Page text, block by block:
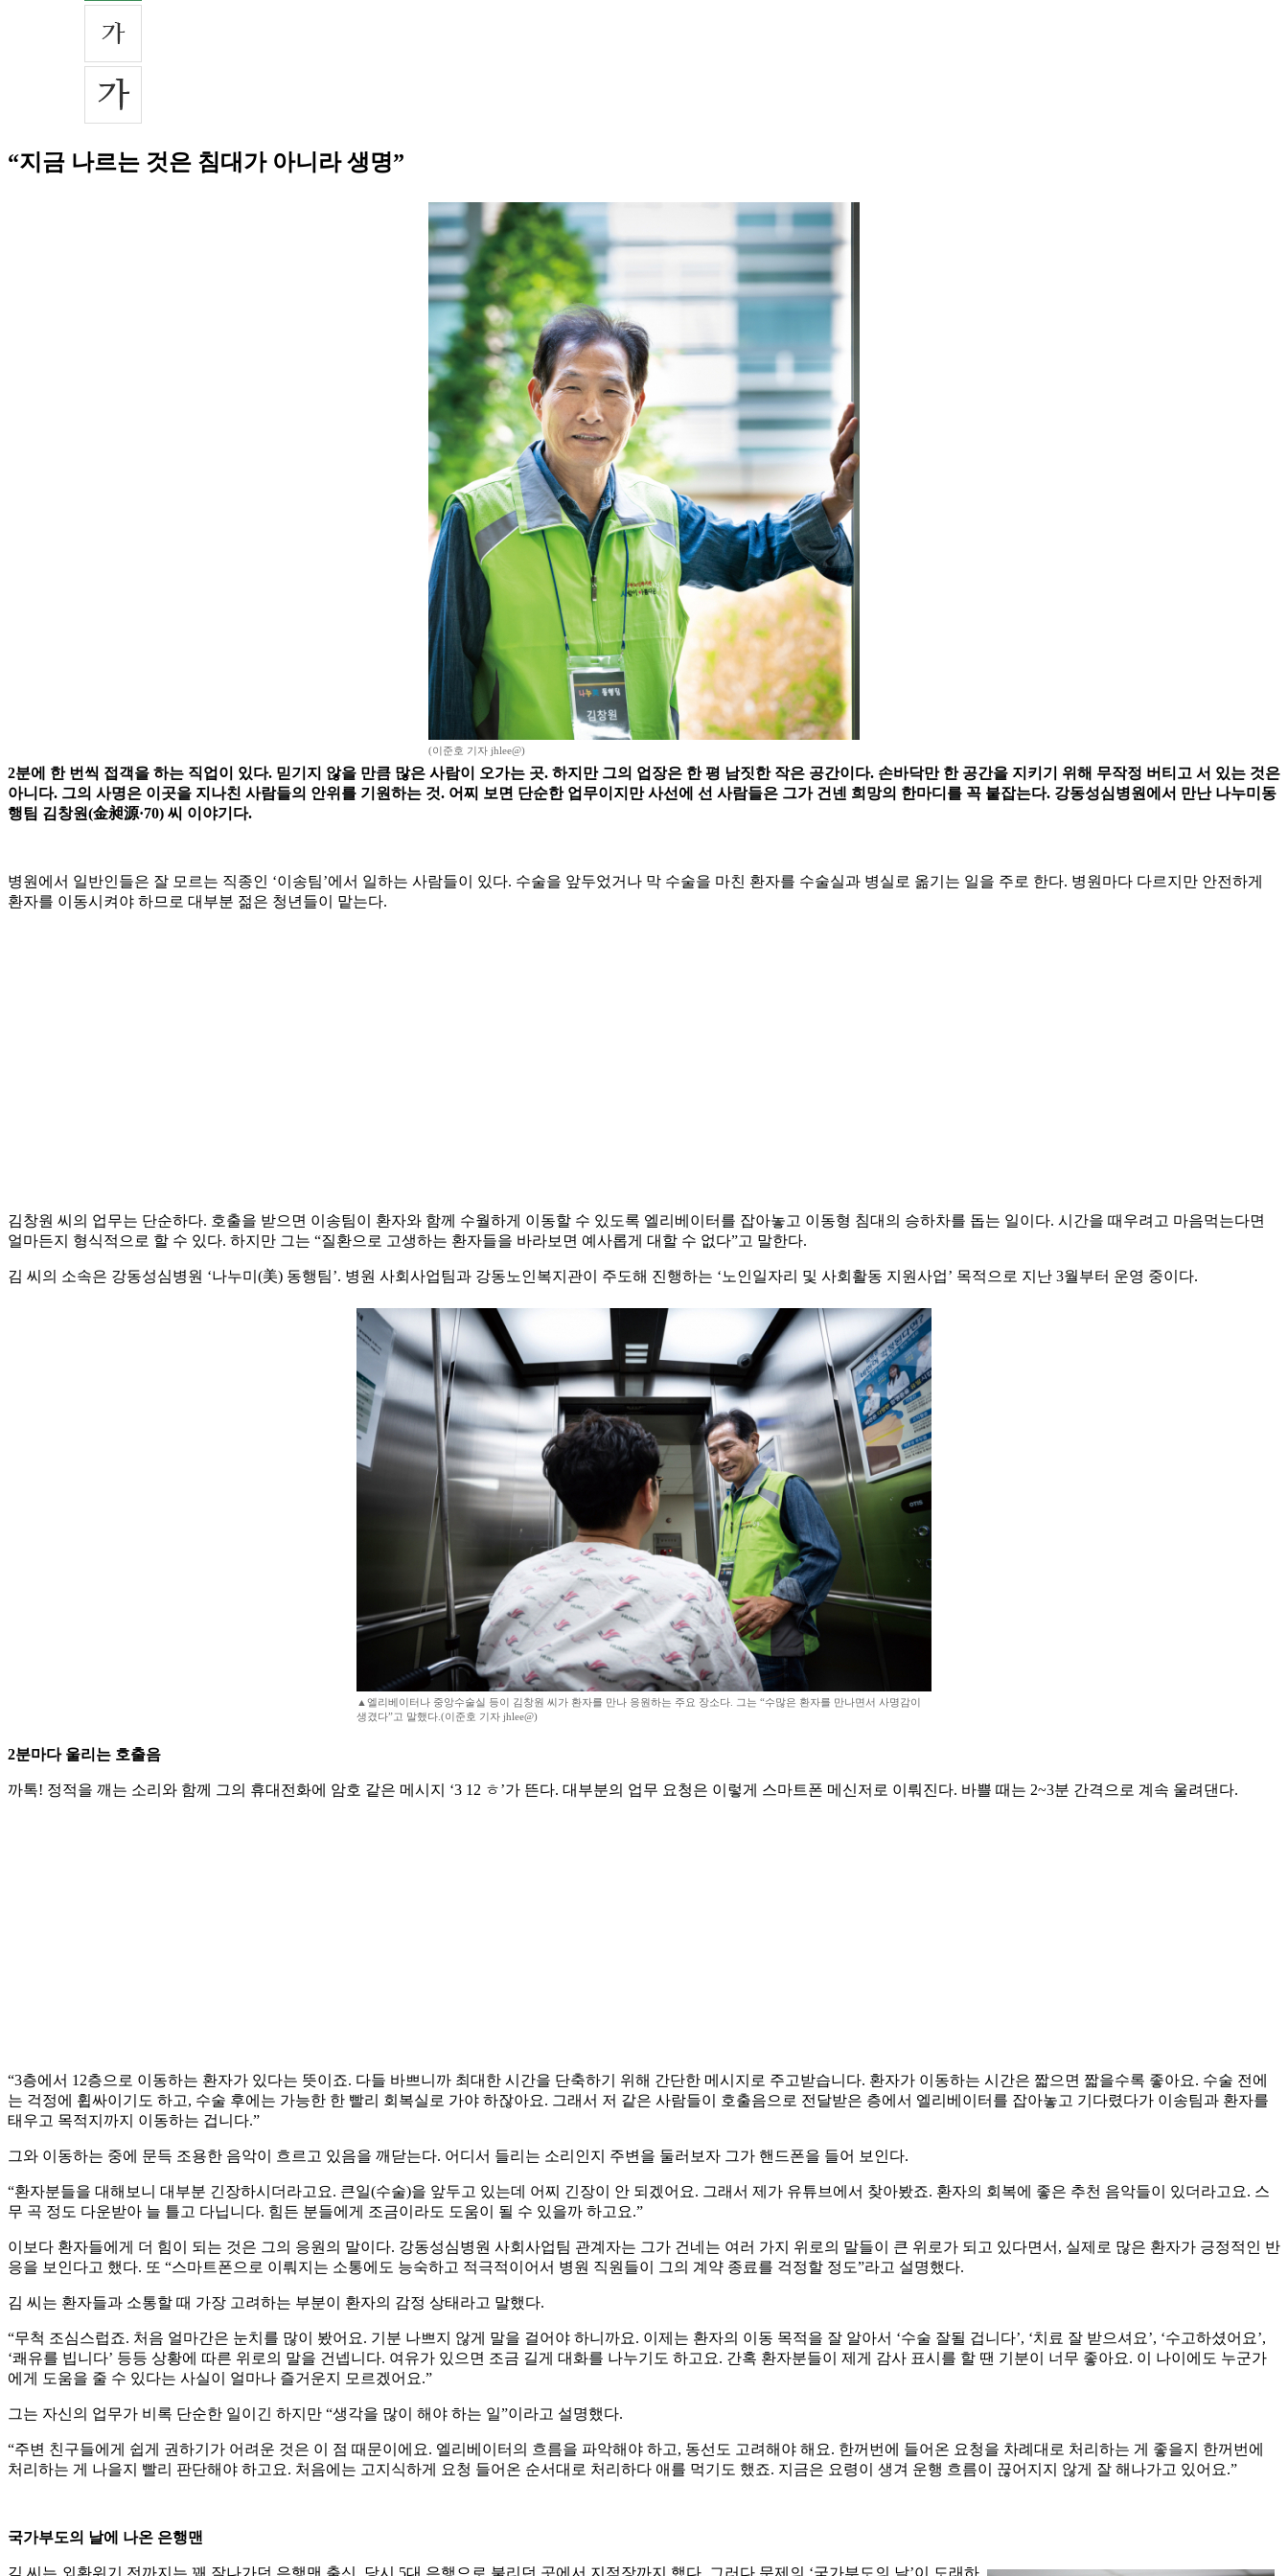
“지금 나르는 것은 침대가 아니라 생명”
(이준호 기자 jhlee@)
2분에 한 번씩 접객을 하는 직업이 있다. 믿기지 않을 만큼 많은 사람이 오가는 곳. 하지만 그의 업장은 한 평 남짓한 작은 공간이다. 손바닥만 한 공간을 지키기 위해 무작정 버티고 서 있는 것은
아니다. 그의 사명은 이곳을 지나친 사람들의 안위를 기원하는 것. 어찌 보면 단순한 업무이지만 사선에 선 사람들은 그가 건넨 희망의 한마디를 꼭 붙잡는다. 강동성심병원에서 만난 나누미동
행팀 김창원(金昶源·70) 씨 이야기다.
병원에서 일반인들은 잘 모르는 직종인 ‘이송팀’에서 일하는 사람들이 있다. 수술을 앞두었거나 막 수술을 마친 환자를 수술실과 병실로 옮기는 일을 주로 한다. 병원마다 다르지만 안전하게
환자를 이동시켜야 하므로 대부분 젊은 청년들이 맡는다.
김창원 씨의 업무는 단순하다. 호출을 받으면 이송팀이 환자와 함께 수월하게 이동할 수 있도록 엘리베이터를 잡아놓고 이동형 침대의 승하차를 돕는 일이다. 시간을 때우려고 마음먹는다면
얼마든지 형식적으로 할 수 있다. 하지만 그는 “질환으로 고생하는 환자들을 바라보면 예사롭게 대할 수 없다”고 말한다.
김 씨의 소속은 강동성심병원 ‘나누미(美) 동행팀’. 병원 사회사업팀과 강동노인복지관이 주도해 진행하는 ‘노인일자리 및 사회활동 지원사업’ 목적으로 지난 3월부터 운영 중이다.
▲엘리베이터나 중앙수술실 등이 김창원 씨가 환자를 만나 응원하는 주요 장소다. 그는 “수많은 환자를 만나면서 사명감이
생겼다”고 말했다.(이준호 기자 jhlee@)
2분마다 울리는 호출음
까톡! 정적을 깨는 소리와 함께 그의 휴대전화에 암호 같은 메시지 ‘3 12 ㅎ’가 뜬다. 대부분의 업무 요청은 이렇게 스마트폰 메신저로 이뤄진다. 바쁠 때는 2~3분 간격으로 계속 울려댄다.
“3층에서 12층으로 이동하는 환자가 있다는 뜻이죠. 다들 바쁘니까 최대한 시간을 단축하기 위해 간단한 메시지로 주고받습니다. 환자가 이동하는 시간은 짧으면 짧을수록 좋아요. 수술 전에
는 걱정에 휩싸이기도 하고, 수술 후에는 가능한 한 빨리 회복실로 가야 하잖아요. 그래서 저 같은 사람들이 호출음으로 전달받은 층에서 엘리베이터를 잡아놓고 기다렸다가 이송팀과 환자를
태우고 목적지까지 이동하는 겁니다.”
그와 이동하는 중에 문득 조용한 음악이 흐르고 있음을 깨닫는다. 어디서 들리는 소리인지 주변을 둘러보자 그가 핸드폰을 들어 보인다.
“환자분들을 대해보니 대부분 긴장하시더라고요. 큰일(수술)을 앞두고 있는데 어찌 긴장이 안 되겠어요. 그래서 제가 유튜브에서 찾아봤죠. 환자의 회복에 좋은 추천 음악들이 있더라고요. 스
무 곡 정도 다운받아 늘 틀고 다닙니다. 힘든 분들에게 조금이라도 도움이 될 수 있을까 하고요.”
이보다 환자들에게 더 힘이 되는 것은 그의 응원의 말이다. 강동성심병원 사회사업팀 관계자는 그가 건네는 여러 가지 위로의 말들이 큰 위로가 되고 있다면서, 실제로 많은 환자가 긍정적인 반
응을 보인다고 했다. 또 “스마트폰으로 이뤄지는 소통에도 능숙하고 적극적이어서 병원 직원들이 그의 계약 종료를 걱정할 정도”라고 설명했다.
김 씨는 환자들과 소통할 때 가장 고려하는 부분이 환자의 감정 상태라고 말했다.
“무척 조심스럽죠. 처음 얼마간은 눈치를 많이 봤어요. 기분 나쁘지 않게 말을 걸어야 하니까요. 이제는 환자의 이동 목적을 잘 알아서 ‘수술 잘될 겁니다’, ‘치료 잘 받으셔요’, ‘수고하셨어요’,
‘쾌유를 빕니다’ 등등 상황에 따른 위로의 말을 건넵니다. 여유가 있으면 조금 길게 대화를 나누기도 하고요. 간혹 환자분들이 제게 감사 표시를 할 땐 기분이 너무 좋아요. 이 나이에도 누군가
에게 도움을 줄 수 있다는 사실이 얼마나 즐거운지 모르겠어요.”
그는 자신의 업무가 비록 단순한 일이긴 하지만 “생각을 많이 해야 하는 일”이라고 설명했다.
“주변 친구들에게 쉽게 권하기가 어려운 것은 이 점 때문이에요. 엘리베이터의 흐름을 파악해야 하고, 동선도 고려해야 해요. 한꺼번에 들어온 요청을 차례대로 처리하는 게 좋을지 한꺼번에
처리하는 게 나을지 빨리 판단해야 하고요. 처음에는 고지식하게 요청 들어온 순서대로 처리하다 애를 먹기도 했죠. 지금은 요령이 생겨 운행 흐름이 끊어지지 않게 잘 해나가고 있어요.”
국가부도의 날에 나온 은행맨